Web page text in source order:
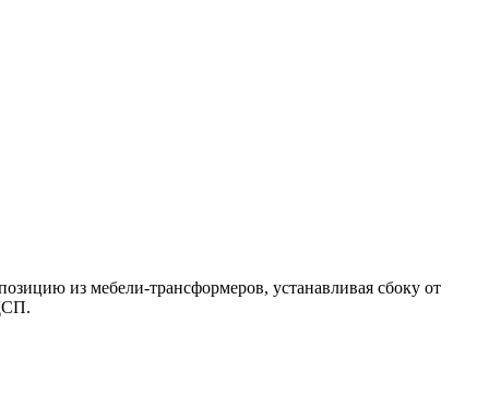
из мебели-трансформеров, устанавливая сбоку от